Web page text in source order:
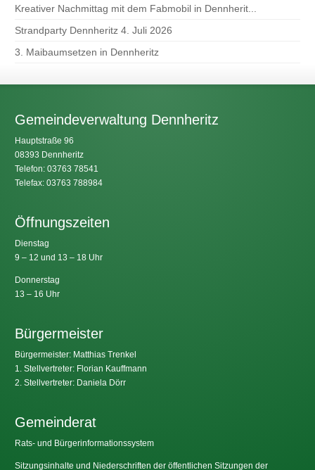
Kreativer Nachmittag mit dem Fabmobil in Dennherit...
Strandparty Dennheritz 4. Juli 2026
3. Maibaumsetzen in Dennheritz
Gemeindeverwaltung Dennheritz
Hauptstraße 96
08393 Dennheritz
Telefon: 03763 78541
Telefax: 03763 788984
Öffnungszeiten
Dienstag
9 – 12 und 13 – 18 Uhr
Donnerstag
13 – 16 Uhr
Bürgermeister
Bürgermeister: Matthias Trenkel
1. Stellvertreter: Florian Kauffmann
2. Stellvertreter: Daniela Dörr
Gemeinderat
Rats- und Bürgerinformationssystem
Sitzungsinhalte und Niederschriften der öffentlichen Sitzungen der